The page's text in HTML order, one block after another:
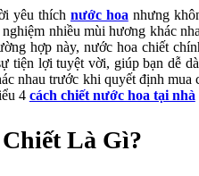
yêu thích nước hoa nhưng
nhiều mùi hương khác
hợp này, nước hoa chiết
tiện lợi tuyệt vời, giúp bạn dễ
nhau trước khi quyết định
4 cách chiết nước hoa tại nhà
Là Gì?